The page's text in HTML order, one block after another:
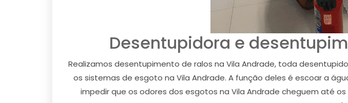
Desentupidora e
Realizamos desentupimento de ralos na Vila Andrade, toda
os sistemas de esgoto na Vila Andrade. A função deles é escoar a
impedir que os odores dos esgotos na Vila Andrade cheguem até